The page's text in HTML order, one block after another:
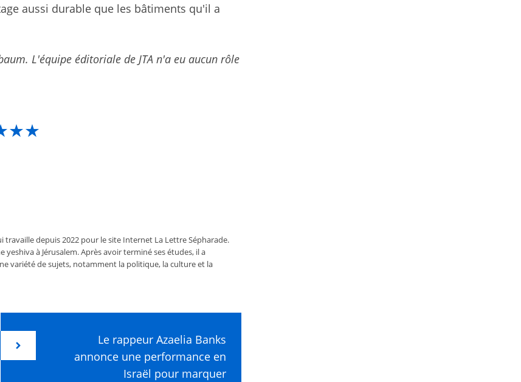
aussi durable que les bâtiments qu'il a
L'équipe éditoriale de JTA n'a eu aucun rôle
depuis 2022 pour le site Internet La Lettre Sépharade.
à Jérusalem. Après avoir terminé ses études, il a
variété de sujets, notamment la politique, la culture et la
Le rappeur Azaelia Banks
annonce une performance en
Israël pour marquer